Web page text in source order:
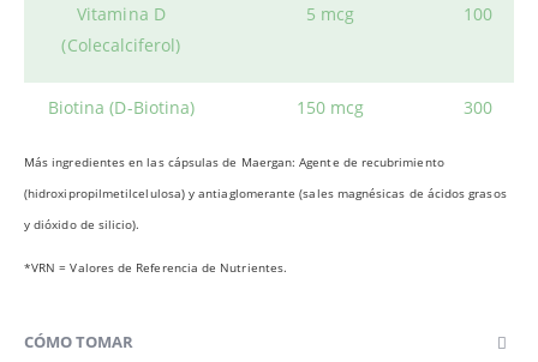
Vitamina D
(Colecalciferol)
5 mcg 100
Biotina (D-Biotina) 150 mcg 300
Más ingredientes en las cápsulas de Maergan: Agente de recubrimiento
(hidroxipropilmetilcelulosa) y antiaglomerante (sales magnésicas de ácidos grasos
y dióxido de silicio).
*VRN = Valores de Referencia de Nutrientes.
CÓMO TOMAR